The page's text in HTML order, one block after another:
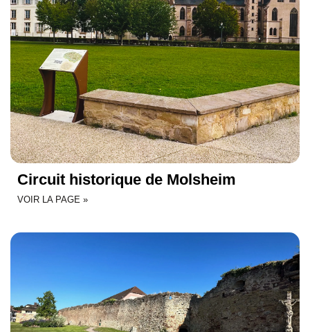
Circuit historique de Molsheim
VOIR LA PAGE »